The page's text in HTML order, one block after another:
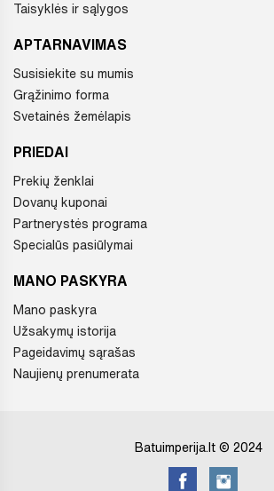
Taisyklės ir sąlygos
APTARNAVIMAS
Susisiekite su mumis
Grąžinimo forma
Svetainės žemėlapis
PRIEDAI
Prekių ženklai
Dovanų kuponai
Partnerystės programa
Specialūs pasiūlymai
MANO PASKYRA
Mano paskyra
Užsakymų istorija
Pageidavimų sąrašas
Naujienų prenumerata
Batuimperija.lt © 2024